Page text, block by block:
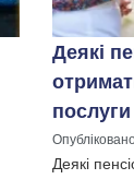
Деякі
послуги
Деякі